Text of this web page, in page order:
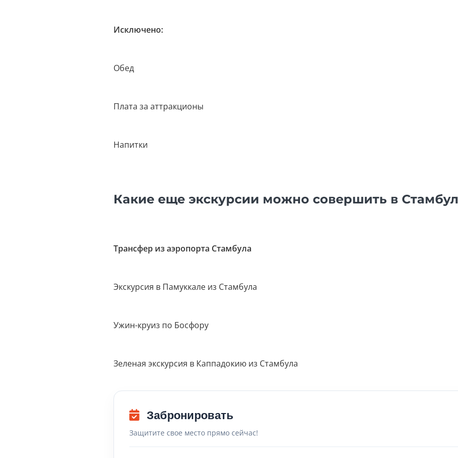
Исключено:
Обед
Плата за аттракционы
Напитки
Какие еще экскурсии можно совершить в
Трансфер из аэропорта Стамбула
Экскурсия в Памуккале из Стамбула
Ужин-круиз по Босфору
Зеленая экскурсия в Каппадокию из Стамбула
Забронировать
Защитите свое место прямо сейчас!